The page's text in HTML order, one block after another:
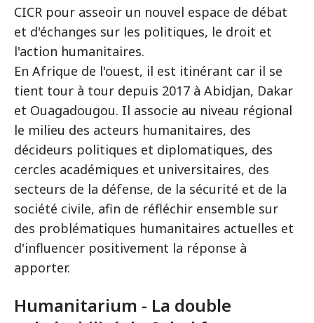
CICR pour asseoir un nouvel espace de débat
et d'échanges sur les politiques, le droit et
l'action humanitaires.
En Afrique de l'ouest, il est itinérant car il se
tient tour à tour depuis 2017 à Abidjan, Dakar
et Ouagadougou. Il associe au niveau régional
le milieu des acteurs humanitaires, des
décideurs politiques et diplomatiques, des
cercles académiques et universitaires, des
secteurs de la défense, de la sécurité et de la
société civile, afin de réfléchir ensemble sur
des problématiques humanitaires actuelles et
d'influencer positivement la réponse à
apporter.
Humanitarium - La double